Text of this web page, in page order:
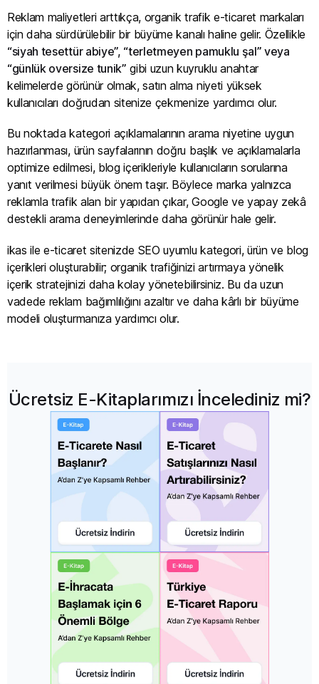
Reklam maliyetleri arttıkça, organik trafik e-ticaret markaları
için daha sürdürülebilir bir büyüme kanalı haline gelir. Özellikle
“siyah tesettür abiye”, “terletmeyen pamuklu şal” veya
“günlük oversize tunik” gibi uzun kuyruklu anahtar
kelimelerde görünür olmak, satın alma niyeti yüksek
kullanıcıları doğrudan sitenize çekmenize yardımcı olur.
Bu noktada kategori açıklamalarının arama niyetine uygun
hazırlanması, ürün sayfalarının doğru başlık ve açıklamalarla
optimize edilmesi, blog içerikleriyle kullanıcıların sorularına
yanıt verilmesi büyük önem taşır. Böylece marka yalnızca
reklamla trafik alan bir yapıdan çıkar, Google ve yapay zekâ
destekli arama deneyimlerinde daha görünür hale gelir.
ikas ile e-ticaret sitenizde SEO uyumlu kategori, ürün ve blog
içerikleri oluşturabilir; organik trafiğinizi artırmaya yönelik
içerik stratejinizi daha kolay yönetebilirsiniz. Bu da uzun
vadede reklam bağımlılığını azaltır ve daha kârlı bir büyüme
modeli oluşturmanıza yardımcı olur.
Ücretsiz E-Kitaplarımızı İncelediniz mi?